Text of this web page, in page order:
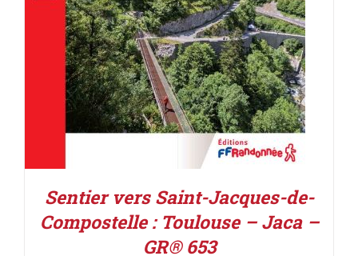
Sentier vers Saint-Jacques-de-
Compostelle : Toulouse – Jaca –
GR® 653